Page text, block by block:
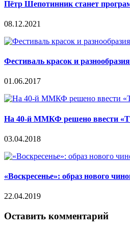
Пётр Шепотинник станет
08.12.2021
Фестиваль красок и
01.06.2017
На 40-й ММКФ решено ввести
03.04.2018
«Воскресенье»: образ нового
22.04.2019
Оставить комментарий